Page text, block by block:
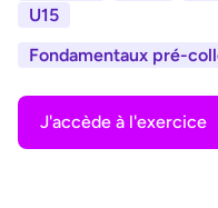
U15
Fondamentaux pré-
J'accède à l'exercice